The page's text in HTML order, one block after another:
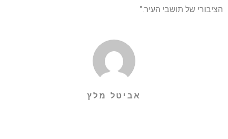
הציבורי של תושבי העיר."
אביטל מלץ